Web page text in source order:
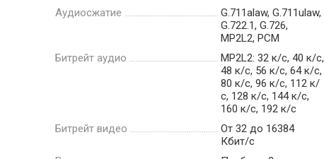
Аудиосжатие
G.711alaw, G.711ulaw,
G.722.1, G.726,
MP2L2, PCM
Битрейт аудио
MP2L2: 32 к/с, 40 к/с,
48 к/с, 56 к/с, 64 к/с,
80 к/с, 96 к/с, 112 к/
с, 128 к/с, 144 к/с,
160 к/с, 192 к/с
Битрейт видео
От 32 до 16384
Кбит/с